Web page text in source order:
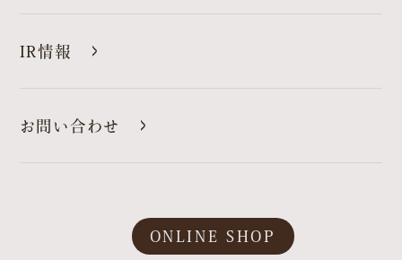
IR情報
お問い合わせ
ONLINE SHOP